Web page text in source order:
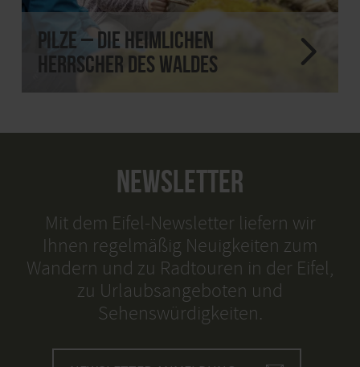
Pilze – die heimlichen
Herrscher des Waldes
NEWSLETTER
Mit dem Eifel-Newsletter liefern wir
Ihnen regelmäßig Neuigkeiten zum
Wandern und zu Radtouren in der Eifel,
zu Urlaubsangeboten und
Sehenswürdigkeiten.